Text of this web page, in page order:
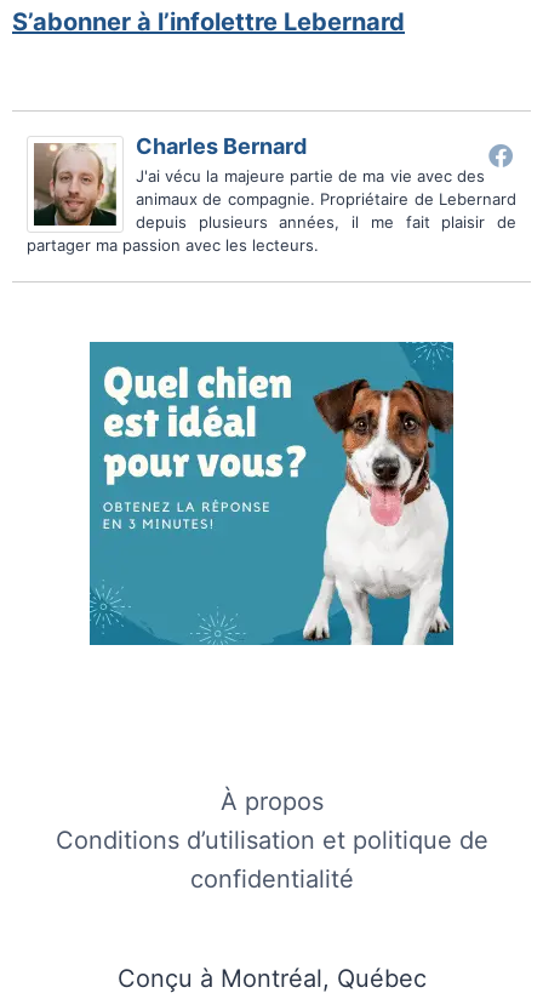
S’abonner à l’infolettre Lebernard
Charles Bernard
J'ai vécu la majeure partie de ma vie avec des
animaux de compagnie. Propriétaire de Lebernard
depuis plusieurs années, il me fait plaisir de
partager ma passion avec les lecteurs.
À propos
Conditions d’utilisation et politique de
confidentialité
Conçu à Montréal, Québec